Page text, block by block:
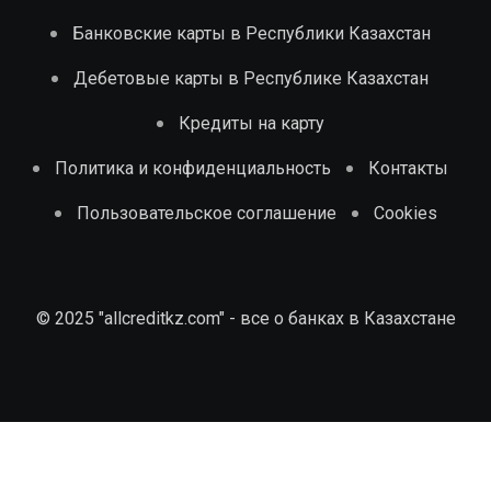
Банковские карты в Республики Казахстан
Дебетовые карты в Республике Казахстан
Кредиты на карту
Политика и конфиденциальность Контакты
Пользовательское соглашение Cookies
© 2025 "allcreditkz.com" - все о банках в Казахстане